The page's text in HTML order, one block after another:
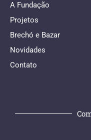
A Fundação
Projetos
Brechó e Bazar
Novidades
Contato